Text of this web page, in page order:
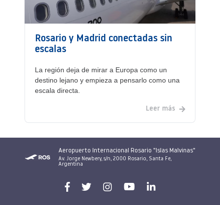
Rosario y Madrid conectadas sin
escalas
La región deja de mirar a Europa como un
destino lejano y empieza a pensarlo como una
escala directa.
Leer más
Aeropuerto Internacional Rosario "Islas Malvinas"
Av. Jorge Newbery, s/n, 2000 Rosario, Santa Fe,
Argentina